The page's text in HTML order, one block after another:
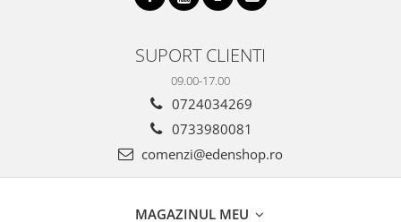
SUPORT CLIENTI
09.00-17.00
0724034269
0733980081
comenzi@edenshop.ro
MAGAZINUL MEU